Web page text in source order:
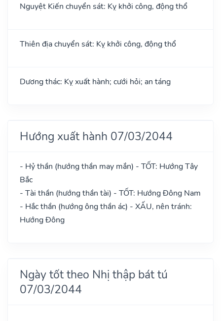
Nguyệt Kiến chuyển sát: Kỵ khởi công, động thổ
Thiên địa chuyển sát: Kỵ khởi công, động thổ
Dương thác: Kỵ xuất hành; cưới hỏi; an táng
Hướng xuất hành 07/03/2044
- Hỷ thần (hướng thần may mắn) - TỐT: Hướng Tây
Bắc
- Tài thần (hướng thần tài) - TỐT: Hướng Đông Nam
- Hắc thần (hướng ông thần ác) - XẤU, nên tránh:
Hướng Đông
Ngày tốt theo Nhị thập bát tú
07/03/2044